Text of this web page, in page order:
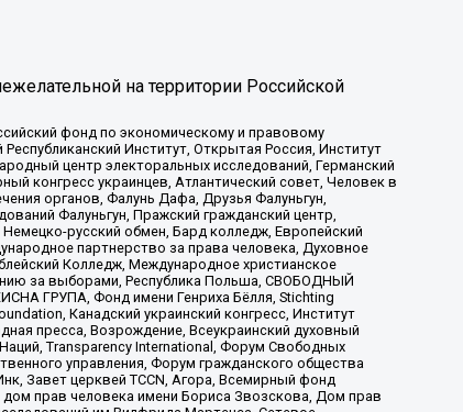
на территории Российской
фонд по экономическому и правовому
Институт, Открытая Россия, Институт
центр электоральных исследований, Германский
конгресс украинцев, Атлантический совет, Человек в
органов, Фалунь Дафа, Друзья Фалуньгун,
Фалуньгун, Пражский гражданский центр,
русский обмен, Бард колледж, Европейский
партнерство за права человека, Духовное
Колледж, Международное христианское
за выборами, Республика Польша, СВОБОДНЫЙ
ГРУПА, Фонд имени Генриха Бёлля, Stichting
Канадский украинский конгресс, Институт
пресса, Возрождение, Всеукраинский духовный
Transparеncy International, Форум Свободных
управления, Форум гражданского общества
Завет церквей TCCN, Агора, Всемирный фонд
прав человека имени Бориса Звозскова, Дом прав